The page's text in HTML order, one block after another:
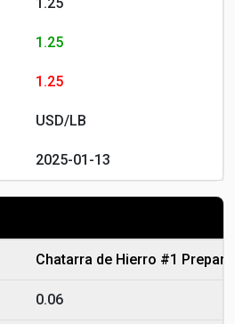
1.25
1.25
USD/LB
2025-01-13
Chatarra de Hierro #1
0.06